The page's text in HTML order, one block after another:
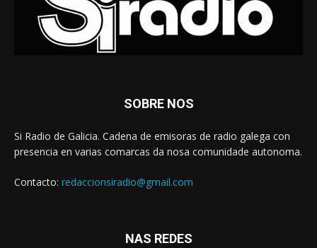
SOBRE NOS
Si Radio de Galicia. Cadena de emisoras de radio galega con
presencia en varias comarcas da nosa comunidade autonoma.
Contacto: redaccionsiradio@gmail.com
NAS REDES